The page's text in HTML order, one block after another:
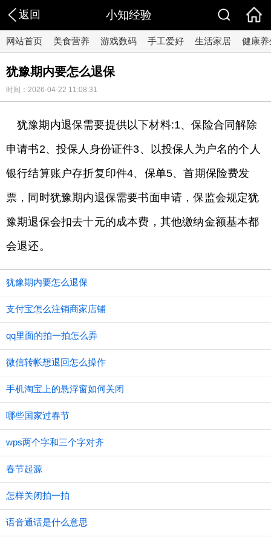
返回 小知经验
网站首页 美食营养 游戏数码 手工爱好 生活家居 健康养
犹豫期内要怎么退保
时间：2026-04-22 11:08:31
犹豫期内退保需要提供以下材料:1、保险合同解除
申请书2、投保人身份证件3、以投保人为户名的个人
银行结算账户存折复印件4、保单5、首期保险费发
票，同时犹豫期内退保需要书面申请，保监会规定犹
豫期退保会扣去十元的成本费，其他缴纳金额基本都
会退还。
犹豫期内要怎么退保
支付宝怎么注销商家店铺
qq里面的拍一拍怎么弄
微信转帐想退回怎么操作
手机淘宝上的悬浮窗如何关闭
哪些国家过春节
wps两个字和三个字对齐
春节起源
怎样关闭拍一拍
语音通话是什么意思